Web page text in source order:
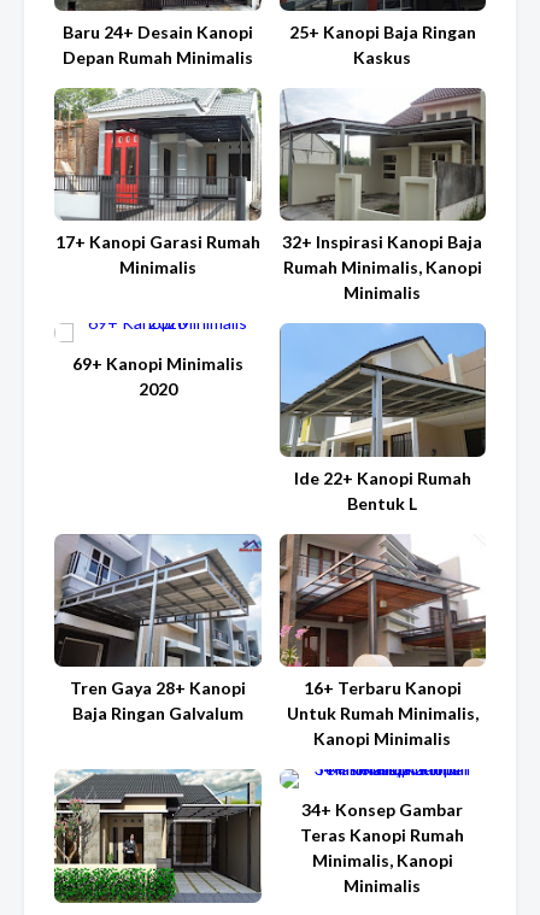
Baru 24+ Desain Kanopi
Depan Rumah Minimalis
25+ Kanopi Baja Ringan
Kaskus
17+ Kanopi Garasi Rumah
Minimalis
32+ Inspirasi Kanopi Baja
Rumah Minimalis, Kanopi
Minimalis
69+ Kanopi Minimalis
2020
Ide 22+ Kanopi Rumah
Bentuk L
Tren Gaya 28+ Kanopi
Baja Ringan Galvalum
16+ Terbaru Kanopi
Untuk Rumah Minimalis,
Kanopi Minimalis
34+ Konsep Gambar
Teras Kanopi Rumah
Minimalis, Kanopi
Minimalis